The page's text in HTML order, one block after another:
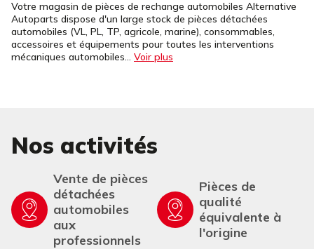
Votre magasin de pièces de rechange automobiles Alternative
Autoparts dispose d'un large stock de pièces détachées
automobiles (VL, PL, TP, agricole, marine), consommables,
accessoires et équipements pour toutes les interventions
mécaniques automobiles... Voir plus
Nos activités
Vente de pièces
détachées
automobiles
aux
professionnels
Pièces de
qualité
équivalente à
l'origine